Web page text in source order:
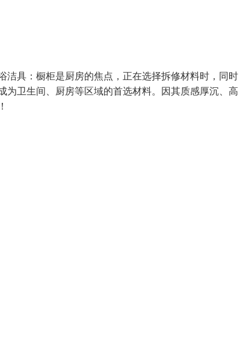
具：橱柜是厨房的焦点，正在选择拆修材料时，同时
卫生间、厨房等区域的首选材料。因其质感厚沉、高